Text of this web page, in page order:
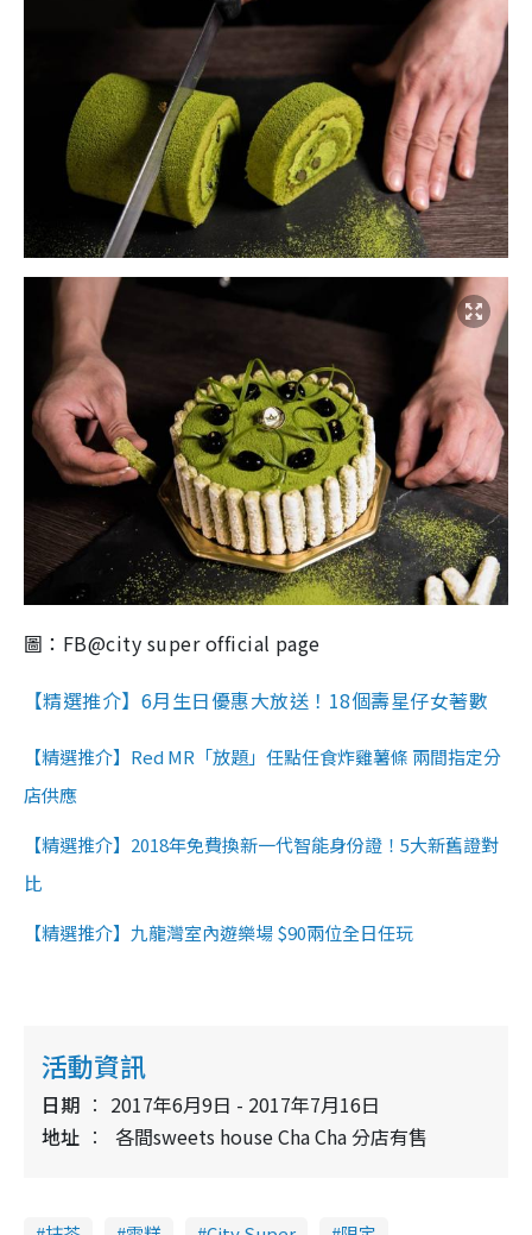
圖：FB@city super official page
【精選推介】6月生日優惠大放送！18個壽星仔女著數
【精選推介】Red MR「放題」任點任食炸雞薯條 兩間指定分
店供應
【精選推介】2018年免費換新一代智能身份證！5大新舊證對
比
【精選推介】九龍灣室內遊樂場 $90兩位全日任玩
活動資訊
日期
2017年6月9日 - 2017年7月16日
地址
各間sweets house Cha Cha 分店有售